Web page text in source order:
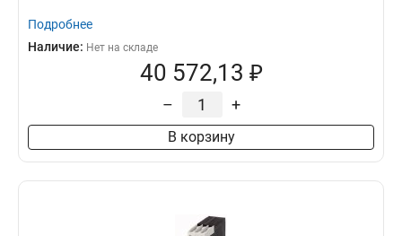
Подробнее
Наличие: Нет на складе
40 572,13 ₽
– +
В корзину